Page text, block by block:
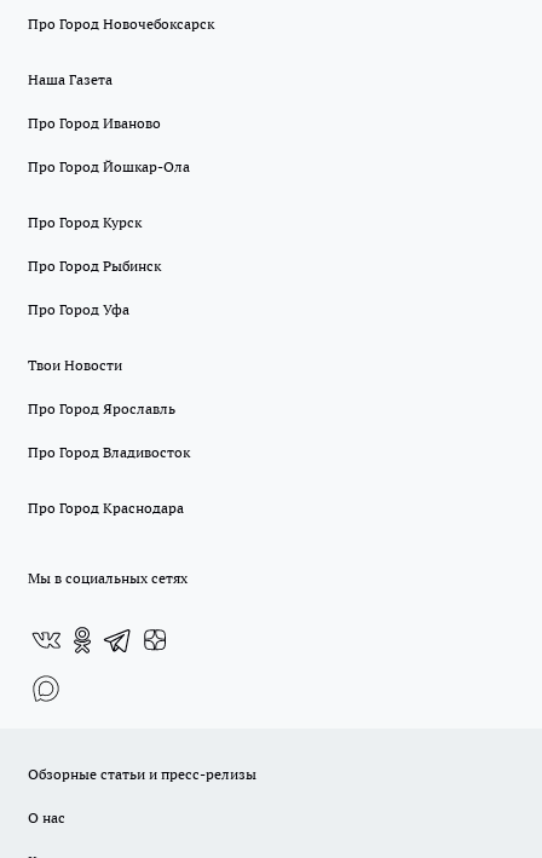
Про Город Новочебоксарск
Наша Газета
Про Город Иваново
Про Город Йошкар-Ола
Про Город Курск
Про Город Рыбинск
Про Город Уфа
Твои Новости
Про Город Ярославль
Про Город Владивосток
Про Город Краснодара
Мы в социальных сетях
Обзорные статьи и пресс-релизы
О нас